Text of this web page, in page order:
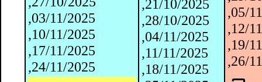
,03/11/2025
,10/11/2025
,17/11/2025
,24/11/2025
,21/10/2025
,28/10/2025
,04/11/2025
,11/11/2025
,18/11/2025
,05/
,12/
,19/
,26/